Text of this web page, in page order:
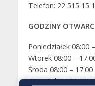
Telefon: 22 515 15
GODZINY
Poniedziałek 08:00
Wtorek 08:00 –
Środa 08:00 – 17:00
Czwartek 08:00 –